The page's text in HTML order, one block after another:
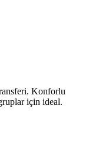
Konforlu
için ideal.